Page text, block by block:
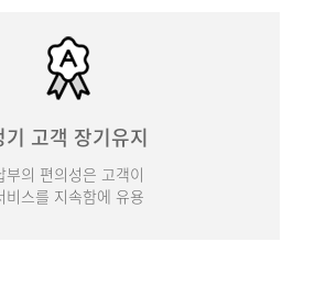
기 고객 장기유지
부의 편의성은 고객이
비스를 지속함에 유용